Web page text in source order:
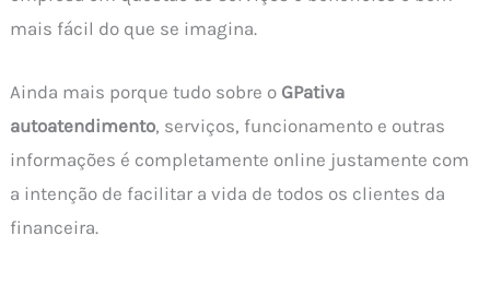
mais fácil do que se imagina.
Ainda mais porque tudo sobre o GPativa
autoatendimento, serviços, funcionamento e outras
informações é completamente online justamente com
a intenção de facilitar a vida de todos os clientes da
financeira.